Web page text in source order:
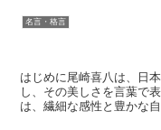
名言・格言
はじめに尾崎喜八は、日
し、その美しさを言葉で
は、繊細な感性と豊かな